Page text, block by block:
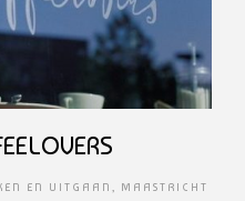
EN UITGAAN , MAASTRICHT